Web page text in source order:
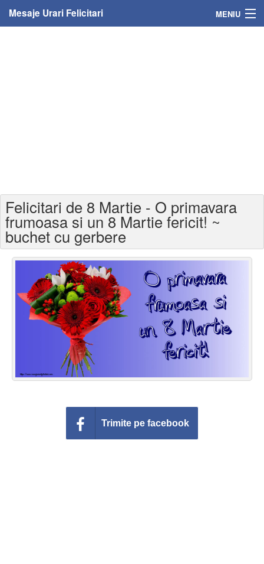
Mesaje Urari Felicitari MENIU
Felicitari varsta
Felicitari zilele anului
Felicitari zile saptamana
Felicitari muzicale
Felicitari muzicale personalizate
Felicitari animate
Invitatii personalizate
Felicitari de 8 Martie - O primavara
frumoasa si un 8 Martie fericit! ~
buchet cu gerbere
Trimite pe facebook